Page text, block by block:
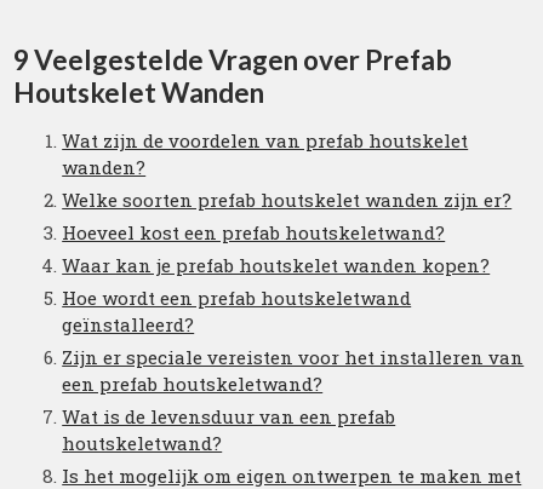
9 Veelgestelde Vragen over Prefab
Houtskelet Wanden
Wat zijn de voordelen van prefab houtskelet
wanden?
Welke soorten prefab houtskelet wanden zijn er?
Hoeveel kost een prefab houtskeletwand?
Waar kan je prefab houtskelet wanden kopen?
Hoe wordt een prefab houtskeletwand
geïnstalleerd?
Zijn er speciale vereisten voor het installeren van
een prefab houtskeletwand?
Wat is de levensduur van een prefab
houtskeletwand?
Is het mogelijk om eigen ontwerpen te maken met